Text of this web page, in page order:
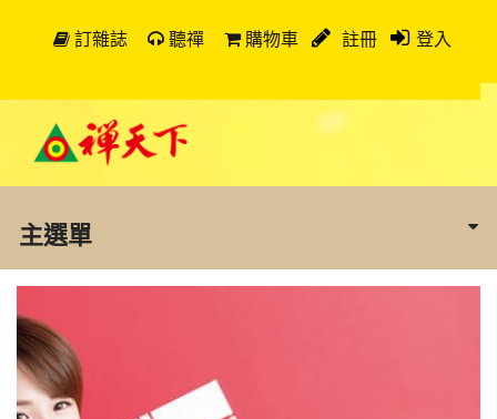
訂雜誌 聽禪 購物車 註冊 登入
主選單